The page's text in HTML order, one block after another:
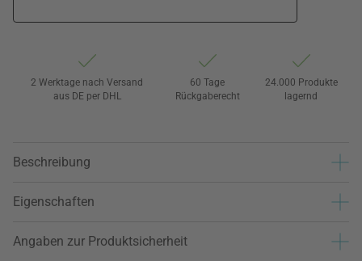
2 Werktage nach Versand
aus DE per DHL
60 Tage
Rückgaberecht
24.000 Produkte
lagernd
Beschreibung
Eigenschaften
Angaben zur Produktsicherheit